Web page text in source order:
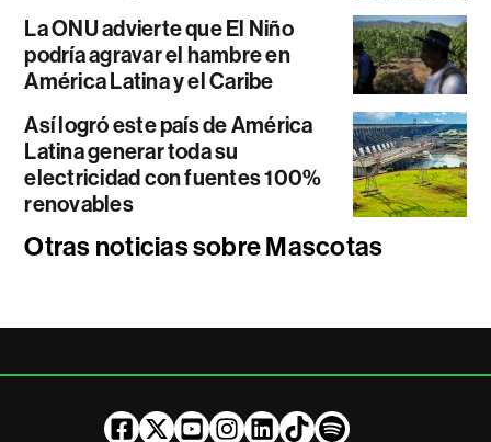
La ONU advierte que El Niño
podría agravar el hambre en
América Latina y el Caribe
Así logró este país de América
Latina generar toda su
electricidad con fuentes 100%
renovables
Otras noticias sobre Mascotas